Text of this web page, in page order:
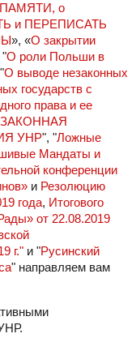
о
и ПЕРЕПИСАТЬ
», «О закрытии
"О роли Польши в
О выводе незаконных
государств с
права и ее
УНР", "Ложные
Мандаты и
конференции
и Резолюцию
года, Итогового
от 22.08.2019
г."и "Русинский
" направляем вам